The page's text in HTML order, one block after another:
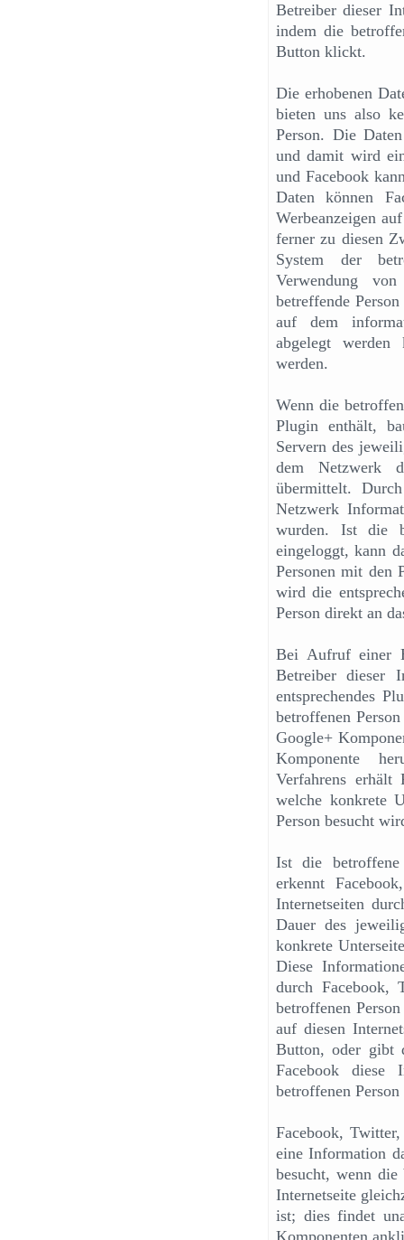
Betreiber dieser
indem die
Button klickt.
Die erhobenen
bieten uns also
Person. Die
und damit wird
und Facebook
Daten können
Werbeanzeigen
ferner zu diesen
System der
Verwendung
betreffende
auf dem
abgelegt werden
werden.
Wenn die
Plugin enthält,
Servern des
dem Netzwerk
übermittelt.
Netzwerk
wurden. Ist die
eingeloggt, kann
Personen mit den
wird die
Person direkt an
Bei Aufruf einer
Betreiber dieser
entsprechendes
betroffenen
Google+
Komponente
Verfahrens erhält
welche konkrete
Person besucht
Ist die
erkennt
Internetseiten
Dauer des
konkrete
Diese
durch Facebook,
betroffenen
auf diesen
Button, oder gibt
Facebook diese
betroffenen
Facebook,
eine Information
besucht, wenn
Internetseite
ist; dies findet
Komponenten